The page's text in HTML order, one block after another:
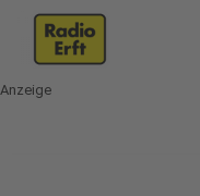
Anzeige